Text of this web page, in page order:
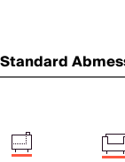
Standard